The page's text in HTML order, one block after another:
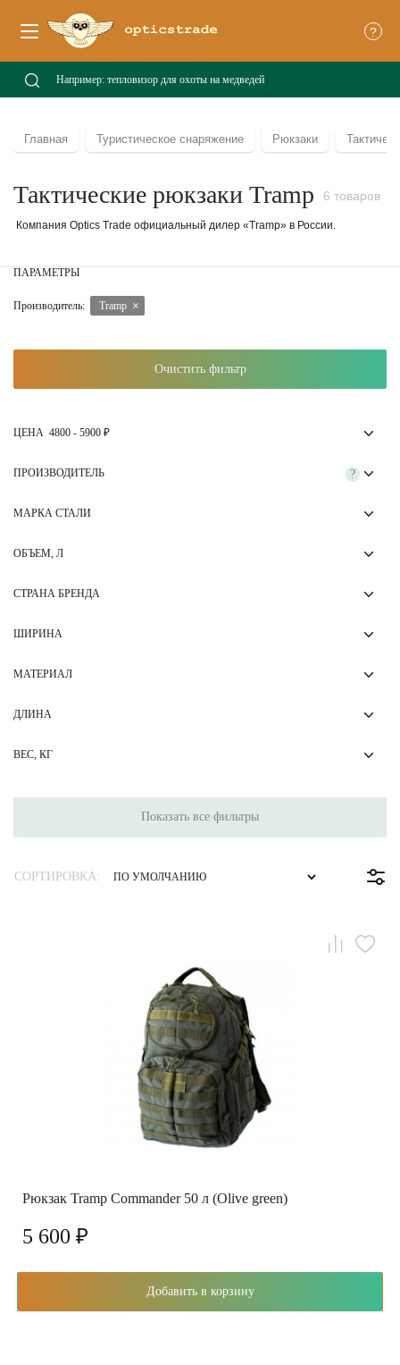
?
Главная Туристическое снаряжение Рюкзаки
Тактические рюкзаки Tramp 6 товаров
Компания Optics Trade официальный дилер «Tramp» в России.
ПАРАМЕТРЫ
Производитель: Tramp
Очистить фильтр
ЦЕНА 4800 - 5900 ₽
?
ПРОИЗВОДИТЕЛЬ
МАРКА СТАЛИ
ОБЪЕМ, Л
СТРАНА БРЕНДА
ШИРИНА
МАТЕРИАЛ
ДЛИНА
ВЕС, КГ
Показать все фильтры
СОРТИРОВКА:
Рюкзак Tramp Commander 50 л (Olive green)
5 600 ₽
Добавить в корзину